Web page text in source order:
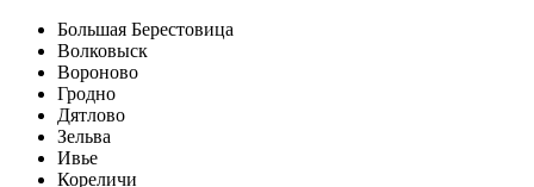
Большая Берестовица
Волковыск
Вороново
Гродно
Дятлово
Зельва
Ивье
Кореличи